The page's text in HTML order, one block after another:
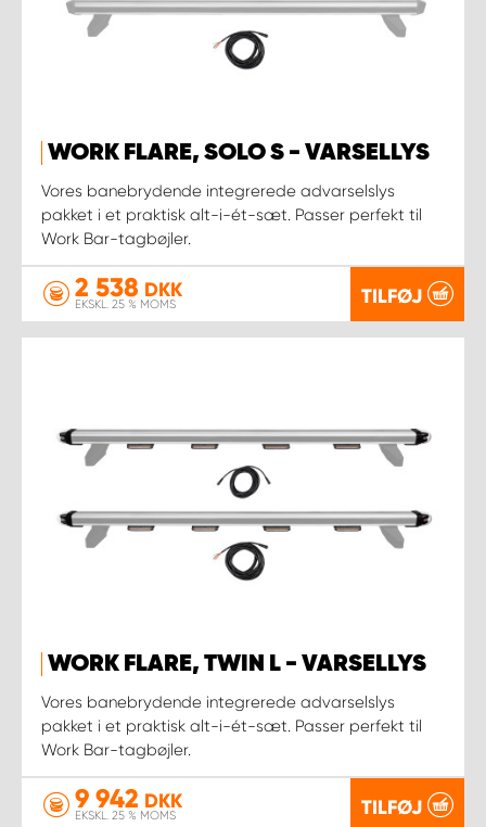
WORK FLARE, SOLO S - VARSELLYS
Vores banebrydende integrerede advarselslys
pakket i et praktisk alt-i-ét-sæt. Passer perfekt til
Work Bar-tagbøjler.
2 538 DKK
EKSKL. 25 % MOMS TILFØJ
WORK FLARE, TWIN L - VARSELLYS
Vores banebrydende integrerede advarselslys
pakket i et praktisk alt-i-ét-sæt. Passer perfekt til
Work Bar-tagbøjler.
9 942 DKK
EKSKL. 25 % MOMS TILFØJ